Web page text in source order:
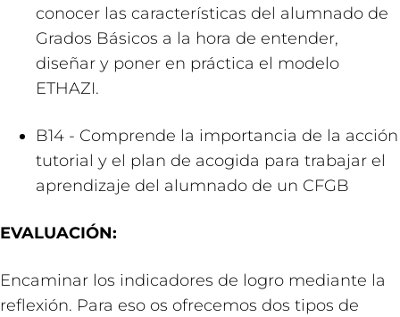
conocer las características del alumnado de
Grados Básicos a la hora de entender,
diseñar y poner en práctica el modelo
ETHAZI.
B14 - Comprende la importancia de la acción
tutorial y el plan de acogida para trabajar el
aprendizaje del alumnado de un CFGB
EVALUACIÓN:
Encaminar los indicadores de logro mediante la
reflexión. Para eso os ofrecemos dos tipos de